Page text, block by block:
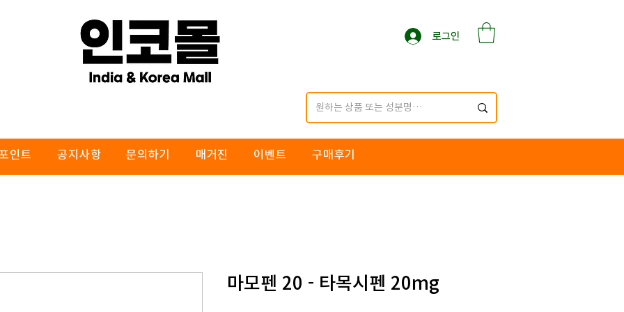
로그인
인트 공지사항 문의하기 매거진 이벤트 구매후기
마모펜 20 - 타목시펜 20mg